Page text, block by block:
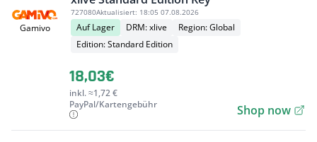
Gamivo
727080Aktualisiert: 18:05 07.08.2026
Auf Lager DRM: xlive
Region: Global
Edition: Standard Edition
18,03€
inkl. ≈1,72 €
PayPal/Kartengebühr
Shop now